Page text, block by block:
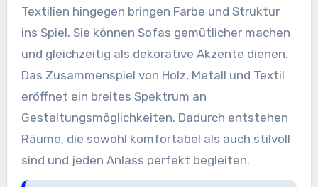
Textilien hingegen bringen Farbe und Struktur
ins Spiel. Sie können Sofas gemütlicher machen
und gleichzeitig als dekorative Akzente dienen.
Das Zusammenspiel von Holz, Metall und Textil
eröffnet ein breites Spektrum an
Gestaltungsmöglichkeiten. Dadurch entstehen
Räume, die sowohl komfortabel als auch stilvoll
sind und jeden Anlass perfekt begleiten.